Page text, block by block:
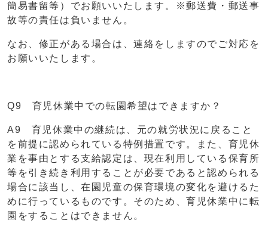
簡易書留等）でお願いいたします。※郵送費・郵送事
故等の責任は負いません。
なお、修正がある場合は、連絡をしますのでご対応を
お願いいたします。
Q9 育児休業中での転園希望はできますか？
A9 育児休業中の継続は、元の就労状況に戻ること
を前提に認められている特例措置です。また、育児休
業を事由とする支給認定は、現在利用している保育所
等を引き続き利用することが必要であると認められる
場合に該当し、在園児童の保育環境の変化を避けるた
めに行っているものです。そのため、育児休業中に転
園をすることはできません。